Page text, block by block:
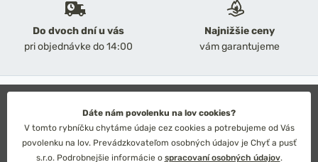
Do dvoch dní u vás
pri objednávke do 14:00
Najnižšie ceny
vám garantujeme
Obchodné podmienky
Ochrana osobných údajov
Technické riešenie: Simplia s.r.o.
Strategický dizajn: Petr Široký
Dáte nám povolenku na lov cookies?
V tomto rybníčku chytáme údaje cez cookies a potrebujeme od Vás
povolenku na lov. Prevádzkovateľom osobných údajov je Chyť a pusť
s.r.o. Podrobnejšie informácie o spracovaní osobných údajov.